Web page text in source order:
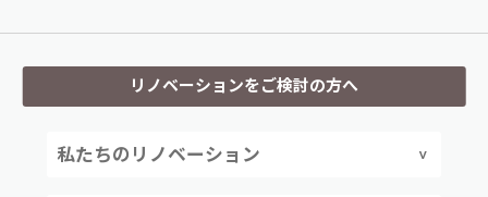
リノベーションをご検討の方へ
私たちのリノベーション